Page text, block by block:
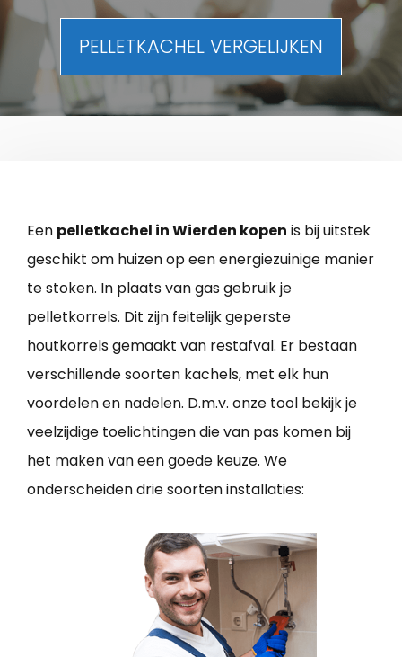
PELLETKACHEL VERGELIJKEN
Een pelletkachel in Wierden kopen is bij uitstek
geschikt om huizen op een energiezuinige manier
te stoken. In plaats van gas gebruik je
pelletkorrels. Dit zijn feitelijk geperste
houtkorrels gemaakt van restafval. Er bestaan
verschillende soorten kachels, met elk hun
voordelen en nadelen. D.m.v. onze tool bekijk je
veelzijdige toelichtingen die van pas komen bij
het maken van een goede keuze. We
onderscheiden drie soorten installaties: